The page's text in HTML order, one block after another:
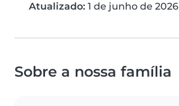
Atualizado: 1 de junho de 2026
Sobre a nossa família